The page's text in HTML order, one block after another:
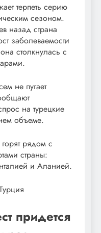
терпеть серию
сезоном.
назад страна
заболеваемости
столкнулась с
не пугает
на турецкие
объеме.
рядом с
страны:
и Аланией.
придется